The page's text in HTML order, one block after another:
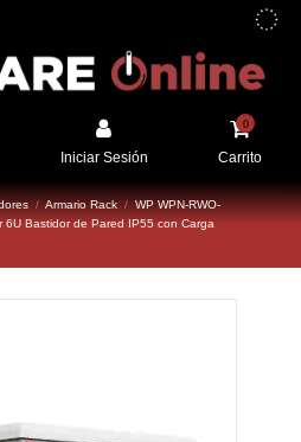
Iniciar Sesión
0
Carrito
Armario Rack
WP WPN-RWO-
6U Bastidor de Pared IP55 con Carga